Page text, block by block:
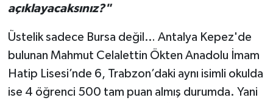
açıklayacaksınız?"
Üstelik sadece Bursa değil… Antalya Kepez'de
bulunan Mahmut Celalettin Ökten Anadolu İmam
Hatip Lisesi’nde 6, Trabzon’daki aynı isimli okulda
ise 4 öğrenci 500 tam puan almış durumda. Yani